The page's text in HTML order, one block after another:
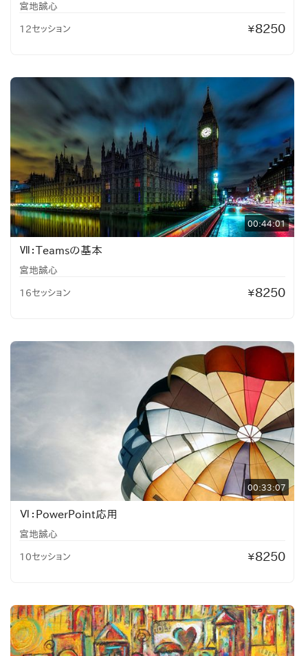
宮地誠心
12セッション ¥8250
00:44:01
Ⅶ：Teamsの基本
宮地誠心
16セッション ¥8250
00:33:07
Ⅵ：PowerPoint応用
宮地誠心
10セッション ¥8250